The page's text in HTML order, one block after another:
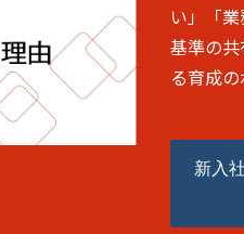
い」「
基準の
る育成
新入